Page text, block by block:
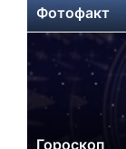
Фотофакт
Гороскоп